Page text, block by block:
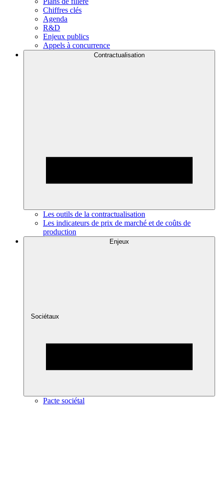
Chiffres clés
Agenda
R&D
Enjeux publics
Appels à concurrence
Contractualisation
Les outils de la contractualisation
Les indicateurs de prix de marché et de coûts de
production
Enjeux
Sociétaux
Pacte sociétal